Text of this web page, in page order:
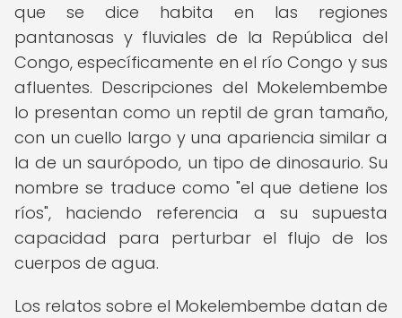
que se dice habita en las regiones
pantanosas y fluviales de la República del
Congo, específicamente en el río Congo y sus
afluentes. Descripciones del Mokelembembe
lo presentan como un reptil de gran tamaño,
con un cuello largo y una apariencia similar a
la de un saurópodo, un tipo de dinosaurio. Su
nombre se traduce como "el que detiene los
ríos", haciendo referencia a su supuesta
capacidad para perturbar el flujo de los
cuerpos de agua.
Los relatos sobre el Mokelembembe datan de